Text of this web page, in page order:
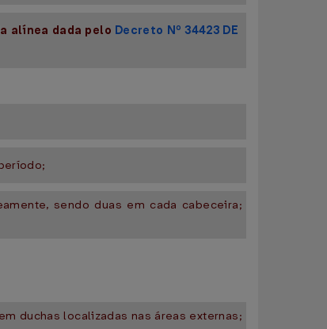
alínea dada pelo Decreto Nº 34423 DE
sendo duas em cada cabeceira;
duchas localizadas nas áreas externas;